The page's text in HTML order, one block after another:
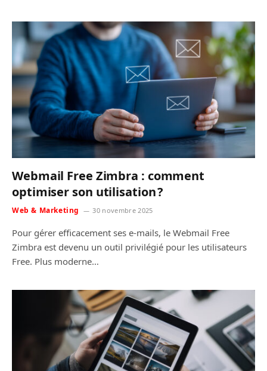
Webmail Free Zimbra : comment
optimiser son utilisation ?
Web & Marketing 30 novembre 2025
Pour gérer efficacement ses e-mails, le Webmail Free
Zimbra est devenu un outil privilégié pour les utilisateurs
Free. Plus moderne…